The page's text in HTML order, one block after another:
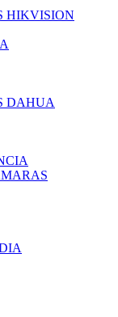
HIKVISION
DAHUA